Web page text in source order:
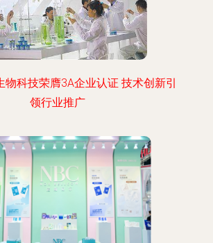
物科技荣膺3A企业认证 技术创新引
领行业推广